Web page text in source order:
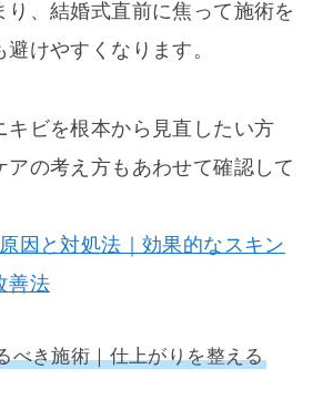
り、結婚式直前に焦って施術を
けやすくなります。
キビを根本から見直したい方
アの考え方もあわせて確認して
因と対処法｜効果的なスキン
善法
べき施術｜仕上がりを整える